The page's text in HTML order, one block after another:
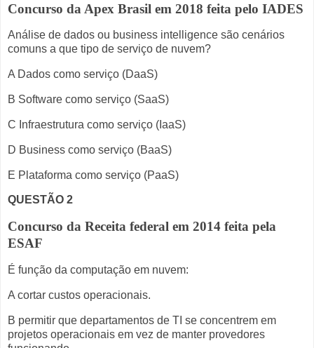
Concurso da Apex Brasil em 2018 feita pelo IADES
Análise de dados ou business intelligence são cenários
comuns a que tipo de serviço de nuvem?
A Dados como serviço (DaaS)
B Software como serviço (SaaS)
C Infraestrutura como serviço (IaaS)
D Business como serviço (BaaS)
E Plataforma como serviço (PaaS)
QUESTÃO 2
Concurso da Receita federal em 2014 feita pela
ESAF
É função da computação em nuvem:
A cortar custos operacionais.
B permitir que departamentos de TI se concentrem em
projetos operacionais em vez de manter provedores